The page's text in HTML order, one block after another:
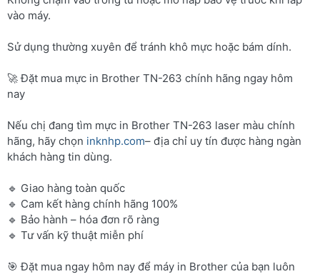
vào máy.
Sử dụng thường xuyên để tránh khô mực hoặc bám dính.
🚀 Đặt mua mực in Brother TN-263 chính hãng ngay hôm
nay
Nếu chị đang tìm mực in Brother TN-263 laser màu chính
hãng, hãy chọn inknhp.com– địa chỉ uy tín được hàng ngàn
khách hàng tin dùng.
🔹 Giao hàng toàn quốc
🔹 Cam kết hàng chính hãng 100%
🔹 Bảo hành – hóa đơn rõ ràng
🔹 Tư vấn kỹ thuật miễn phí
🎯 Đặt mua ngay hôm nay để máy in Brother của bạn luôn